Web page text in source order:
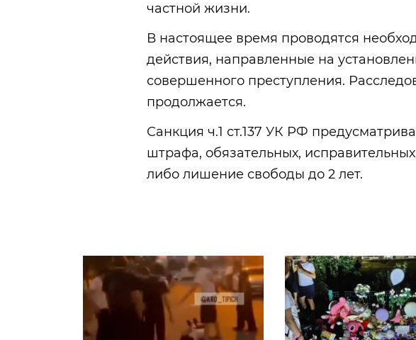
частной жизни.
В настоящее время проводятся
действия, направленные на
совершенного преступления.
продолжается.
Санкция ч.1 ст.137 УК РФ
штрафа, обязательных,
либо лишение свободы до 2 лет.